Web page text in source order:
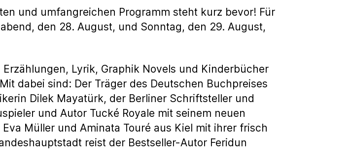
und umfangreichen Programm steht kurz bevor! Für
den 28. August, und Sonntag, den 29. August,
Lyrik, Graphik Novels und Kinderbücher
dabei sind: Der Träger des Deutschen Buchpreises
Dilek Mayatürk, der Berliner Schriftsteller und
und Autor Tucké Royale mit seinem neuen
Müller und Aminata Touré aus Kiel mit ihrer frisch
reist der Bestseller-Autor Feridun